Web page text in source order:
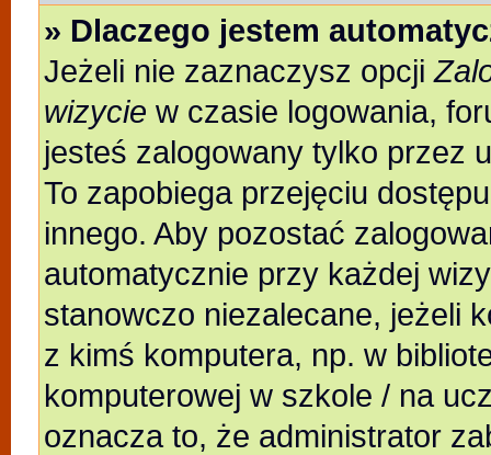
» Dlaczego jestem
Jeżeli nie zaznaczysz opcji
wizycie w czasie logowania,
jesteś zalogowany tylko przez
To zapobiega przejęciu
innego. Aby pozostać
automatycznie przy każdej
stanowczo niezalecane, jeżeli
z kimś komputera, np. w
komputerowej w szkole / na
oznacza to, że administrator